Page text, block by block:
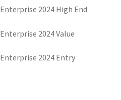
2024 High End
2024 Value
2024 Entry